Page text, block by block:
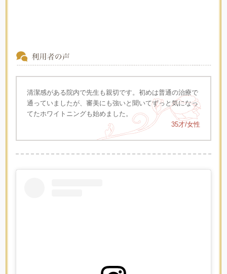
清潔感がある院内で先生も親切です。初めは普通の治療で
通っていましたが、審美にも強いと聞いてずっと気になっ
てたホワイトニングも始めました。
35才/女性